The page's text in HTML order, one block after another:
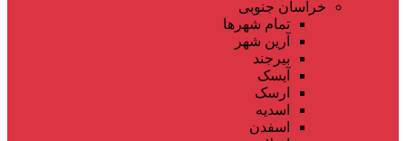
خراسان جنوبی
تمام شهر‌ها
آرین شهر
بیرجند
آیسک
ارسک
اسدیه
اسفدن